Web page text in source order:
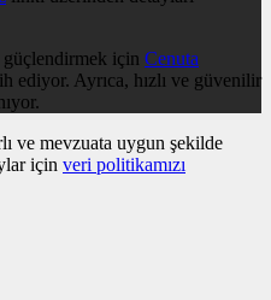
güçlendirmek için Cenuta
ediyor. Ayrıca, hızlı ve güvenilir
ve mevzuata uygun şekilde
için veri politikamızı